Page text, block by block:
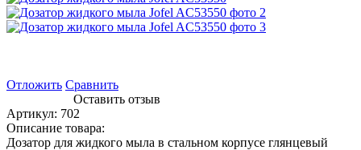
Отложить Сравнить
Оставить отзыв
Артикул: 702
Описание товара:
Дозатор для жидкого мыла в стальном корпусе глянцевый